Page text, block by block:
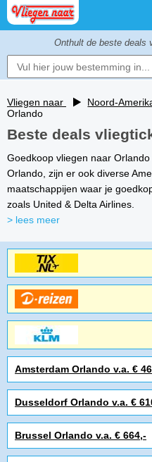
Onthult de beste deals
Vliegen naar Noord-
Orlando
Beste deals
Goedkoop vliegen naar
Orlando, zijn er ook diverse
maatschappijen waar je
zoals United & Delta Airlines.
> lees meer
Amsterdam Orlando v.a. €
Dusseldorf Orlando v.a. €
Brussel Orlando v.a. € 664,-